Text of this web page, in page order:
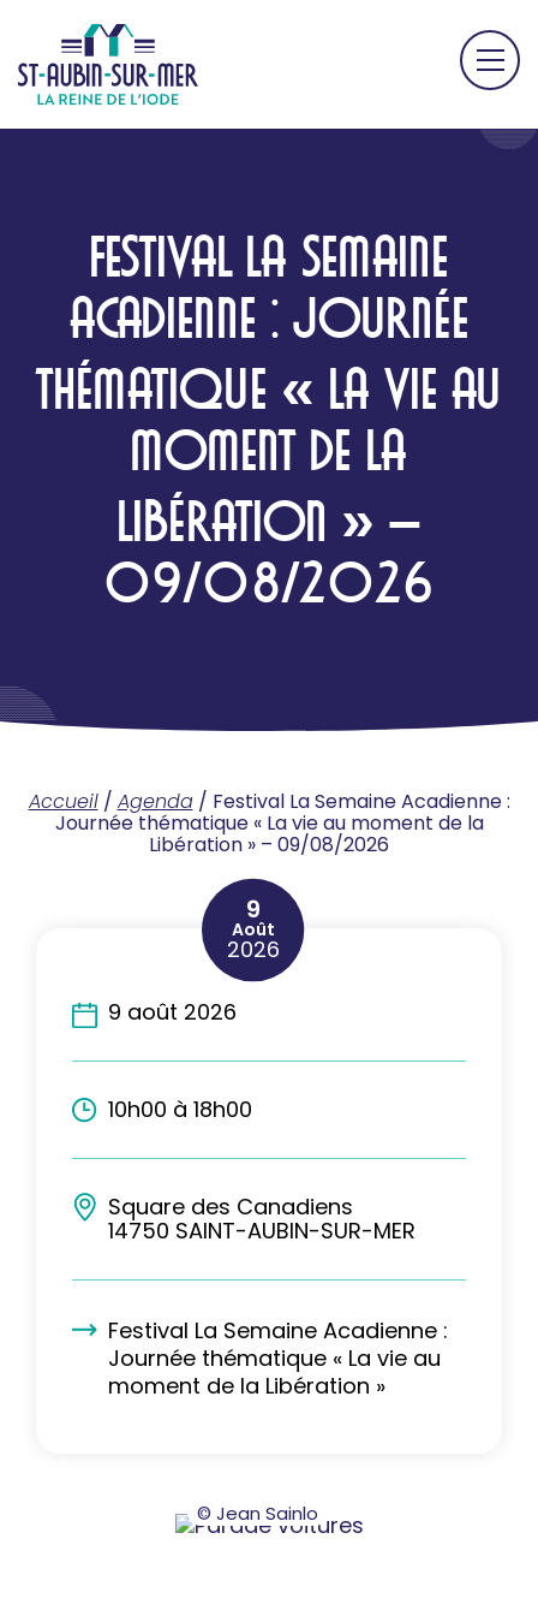
FESTIVAL LA SEMAINE
ACADIENNE : JOURNÉE
THÉMATIQUE « LA VIE AU
MOMENT DE LA
LIBÉRATION » –
09/08/2026
Accueil/ Agenda/ Festival La Semaine Acadienne :
Journée thématique « La vie au moment de la
Libération » – 09/08/2026
© Jean Sainlo
9
Août
2026
9 août 2026
10h00 à 18h00
Square des Canadiens
14750 SAINT-AUBIN-SUR-MER
Festival La Semaine Acadienne :
Journée thématique « La vie au
moment de la Libération »